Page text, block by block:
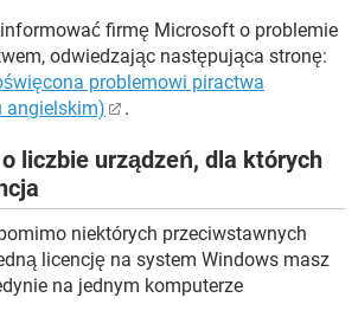
firmę Microsoft o problemie
odwiedzając następująca stronę:
problemowi piractwa
angielskim)
.
liczbie urządzeń, dla których
niektórych przeciwstawnych
licencję na system Windows masz
na jednym komputerze